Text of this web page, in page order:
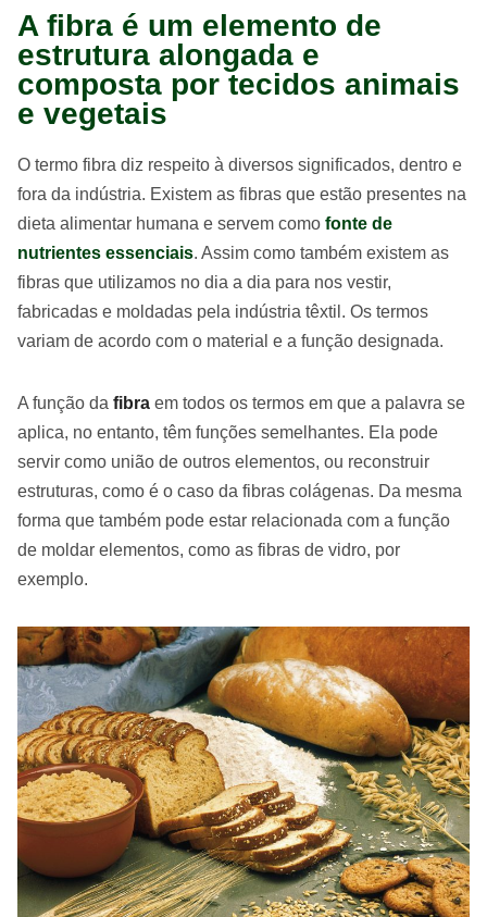
A fibra é um elemento de
estrutura alongada e
composta por tecidos animais
e vegetais
O termo fibra diz respeito à diversos significados, dentro e
fora da indústria. Existem as fibras que estão presentes na
dieta alimentar humana e servem como fonte de
nutrientes essenciais. Assim como também existem as
fibras que utilizamos no dia a dia para nos vestir,
fabricadas e moldadas pela indústria têxtil. Os termos
variam de acordo com o material e a função designada.
A função da fibra em todos os termos em que a palavra se
aplica, no entanto, têm funções semelhantes. Ela pode
servir como união de outros elementos, ou reconstruir
estruturas, como é o caso da fibras colágenas. Da mesma
forma que também pode estar relacionada com a função
de moldar elementos, como as fibras de vidro, por
exemplo.